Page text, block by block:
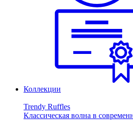
Коллекции
Trendy Ruffles
Классическая волна в